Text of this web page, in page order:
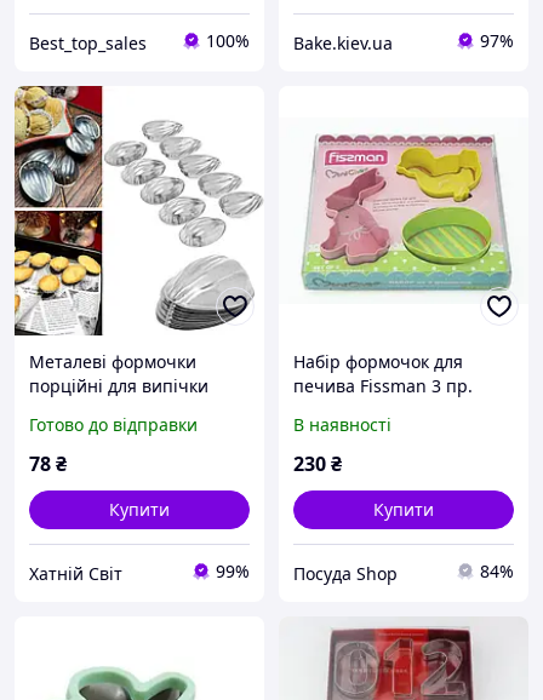
Best_top_sales 100% Bake.kiev.ua 97%
Металеві формочки
порційні для випічки
ребристою поверхнею
Готово до відправки
78₴
Купити
Хатній Світ 99%
Набір формочок для
печива Fissman 3 пр.
В наявності
230₴
Купити
Посуда Shop 84%